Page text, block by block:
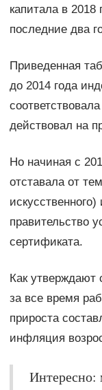
капитала в 2018
последние два
Приведенная
до 2014 года
действовал на
Но начиная с
отставала от
правительство
сертификата.
Как утверждают
за все время
прироста
инфляция
Интересно: